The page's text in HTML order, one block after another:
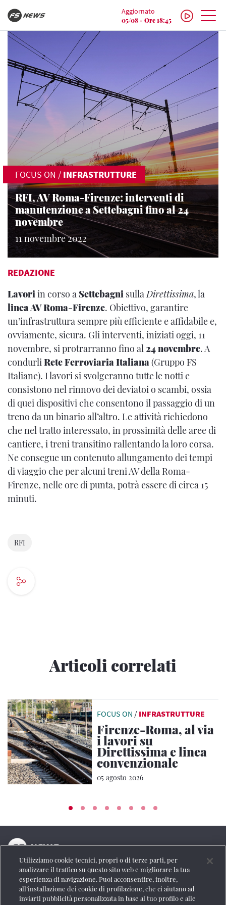
Aggiornato
05/08 - Ore 18:45
FOCUS ON / INFRASTRUTTURE
RFI, AV Roma-Firenze: interventi di
manutenzione a Settebagni fino al 24
novembre
11 novembre 2022
REDAZIONE
Lavoriin corso a Settebagni sullaDirettissima, la
linea AV Roma-Firenze. Obiettivo, garantire
un’infrastruttura sempre più efficiente e affidabile e,
ovviamente, sicura. Gli interventi, iniziati oggi, 11
novembre, si protrarranno fino al24 novembre. A
condurliRete Ferroviaria Italiana(Gruppo FS
Italiane). I lavori si svolgeranno tutte le notti e
consistono nel rinnovo dei deviatoi o scambi, ossia
di quei dispositivi che consentono il passaggio di un
treno da un binario all’altro. Le attività richiedono
che nel tratto interessato, in prossimità delle aree di
cantiere, i treni transitino rallentando la loro corsa.
Ne consegue un contenuto allungamento dei tempi
di viaggio che per alcuni treni AV della Roma-
Firenze, nelle ore di punta, potrà essere di circa 15
minuti.
RFI
Articoli correlati
FOCUS ON / INFRASTRUTTURE
Firenze-Roma, al via
i lavori su
Direttissima e linea
convenzionale
05 agosto 2026
La testata online del Gruppo FS Italiane
Social
Utilizziamo cookie tecnici, propri o di terze parti, per
analizzare il traffico su questo sito web e migliorare la tua
esperienza di navigazione. Puoi acconsentire, inoltre,
all’installazione dei cookie di profilazione, che ci aiutano ad
inviarti pubblicità personalizzata in base al tuo profilo e alle